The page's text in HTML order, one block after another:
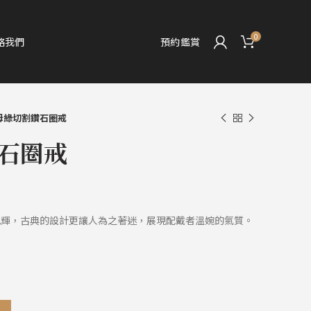
我們 預約鑑賞 0
綠切割鑽石圈戒
圈戒
，古典的設計更讓人為之著迷，展現配戴者溫婉的氣質。